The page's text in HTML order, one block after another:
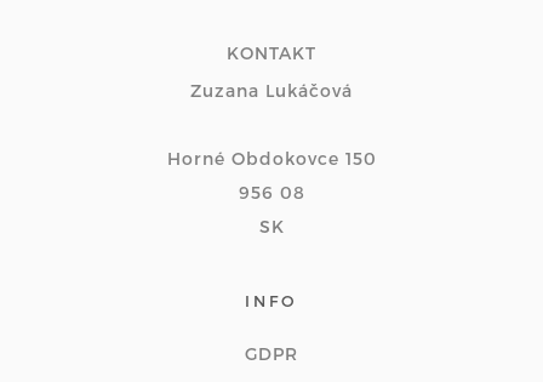
KONTAKT
Zuzana Lukáčová
Horné Obdokovce 150
956 08
SK
INFO
GDPR